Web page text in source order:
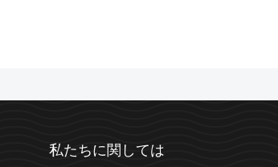
私たちに関しては